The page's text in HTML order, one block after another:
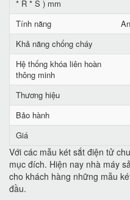
* R * S ) mm
Tính năng
Khả năng chống cháy
Hệ thống khóa liên hoàn
thông minh
Thương hiệu
Bảo hành
Giá
Với các mẫu két sắt điện tử
mục đích. Hiện nay nhà máy
cho khách hàng những mẫu
đầu.